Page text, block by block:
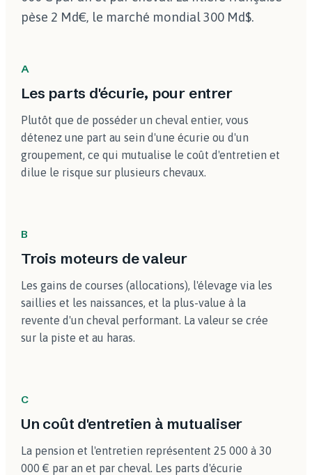
pèse 2 Md€, le marché mondial 300 Md$.
A
Les parts d'écurie, pour entrer
Plutôt que de posséder un cheval entier, vous
détenez une part au sein d'une écurie ou d'un
groupement, ce qui mutualise le coût d'entretien et
dilue le risque sur plusieurs chevaux.
B
Trois moteurs de valeur
Les gains de courses (allocations), l'élevage via les
saillies et les naissances, et la plus-value à la
revente d'un cheval performant. La valeur se crée
sur la piste et au haras.
C
Un coût d'entretien à mutualiser
La pension et l'entretien représentent 25 000 à 30
000 € par an et par cheval. Les parts d'écurie